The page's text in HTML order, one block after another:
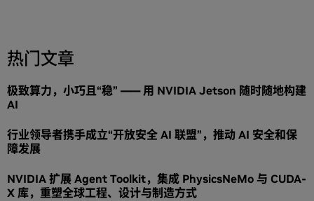
热门文章
极致算力，小巧且“稳” —— 用 NVIDIA Jetson 随时随地构建
AI
行业领导者携手成立“开放安全 AI 联盟”，推动 AI 安全和保
障发展
NVIDIA 扩展 Agent Toolkit，集成 PhysicsNeMo 与 CUDA-
X 库，重塑全球工程、设计与制造方式